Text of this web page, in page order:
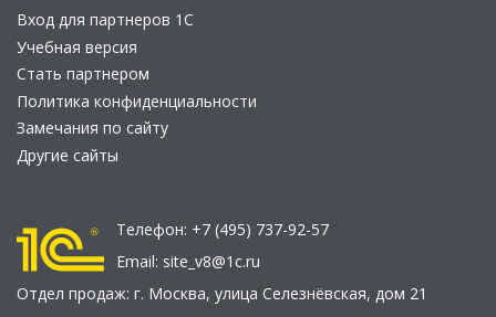
Вход для партнеров 1С
Учебная версия
Стать партнером
Политика конфиденциальности
Замечания по сайту
Другие сайты
Телефон: +7 (495) 737-92-57
Email: site_v8@1c.ru
Отдел продаж: г. Москва, улица Селезнёвская, дом 21